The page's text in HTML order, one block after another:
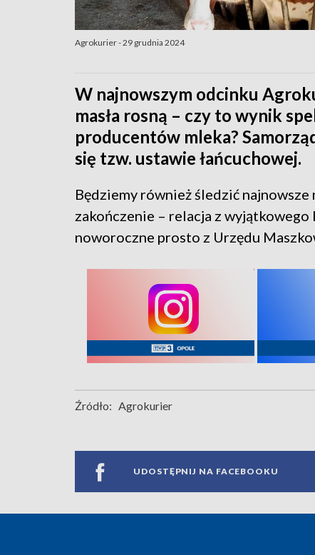
Agrokurier - 29 grudnia 2024
W najnowszym odcinku
masła rosną – czy to wynik
producentów mleka?
się tzw. ustawie łańcuchowej.
Będziemy również śledzić
zakończenie – relacja z
noworoczne prosto z Urzędu
Źródło: Agrokurier
UDOSTĘPNIJ NA FACEBOOKU